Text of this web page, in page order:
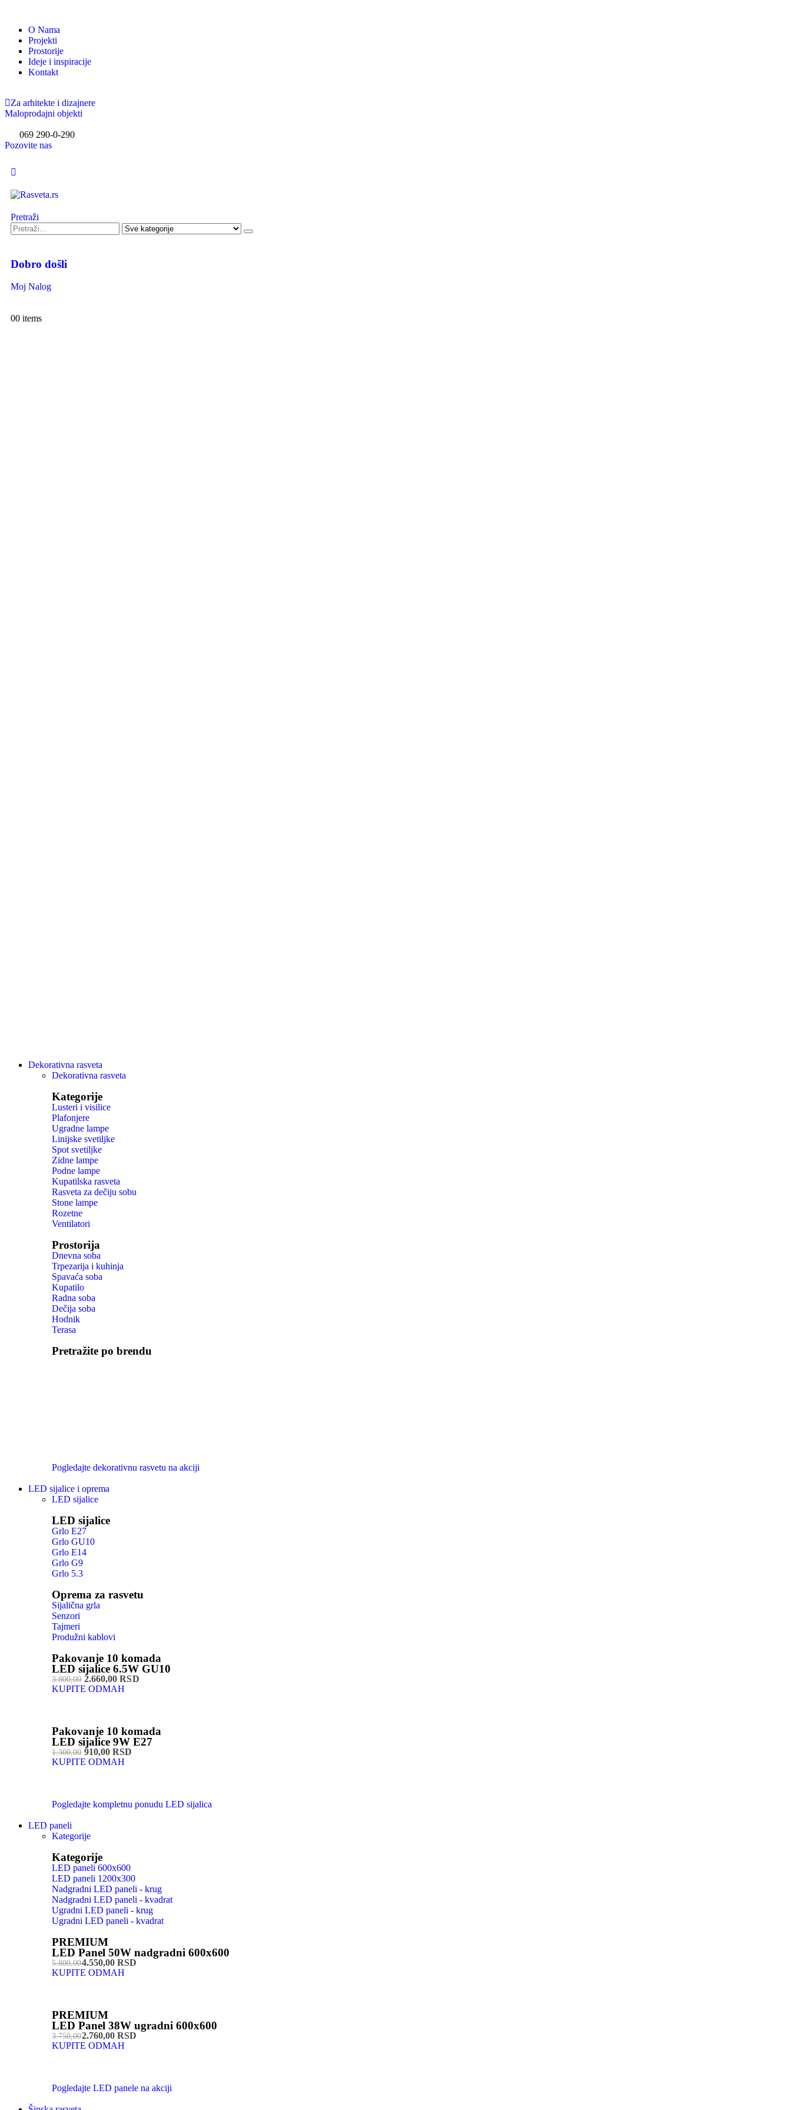
O Nama
Projekti
Prostorije
Ideje i inspiracije
Kontakt
Za arhitekte i dizajnere
Maloprodajni objekti
069 290-0-290
Pozovite nas
Pretraži
Dobro došli
Moj Nalog
00 items
Dekorativna rasveta
Dekorativna rasveta
Kategorije
Lusteri i visilice
Plafonjere
Ugradne lampe
Linijske svetiljke
Spot svetiljke
Zidne lampe
Podne lampe
Kupatilska rasveta
Rasveta za dečiju sobu
Stone lampe
Rozetne
Ventilatori
Prostorija
Dnevna soba
Trpezarija i kuhinja
Spavaća soba
Kupatilo
Radna soba
Dečija soba
Hodnik
Terasa
Pretražite po brendu
Pogledajte dekorativnu rasvetu na akciji
LED sijalice i oprema
LED sijalice
LED sijalice
Grlo E27
Grlo GU10
Grlo E14
Grlo G9
Grlo 5.3
Oprema za rasvetu
Sijalična grla
Senzori
Tajmeri
Produžni kablovi
Pakovanje 10 komada
LED sijalice 6.5W GU10
3.800,002.660,00 RSD
KUPITE ODMAH
Pakovanje 10 komada
LED sijalice 9W E27
1.300,00910,00 RSD
KUPITE ODMAH
Pogledajte kompletnu ponudu LED sijalica
LED paneli
Kategorije
Kategorije
LED paneli 600x600
LED paneli 1200x300
Nadgradni LED paneli - krug
Nadgradni LED paneli - kvadrat
Ugradni LED paneli - krug
Ugradni LED paneli - kvadrat
PREMIUM
LED Panel 50W nadgradni 600x600
5.800,004.550,00 RSD
KUPITE ODMAH
PREMIUM
LED Panel 38W ugradni 600x600
3.750,002.760,00 RSD
KUPITE ODMAH
Pogledajte LED panele na akciji